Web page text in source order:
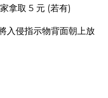
拿取 5 元 (若有)
入侵指示物背面朝上放